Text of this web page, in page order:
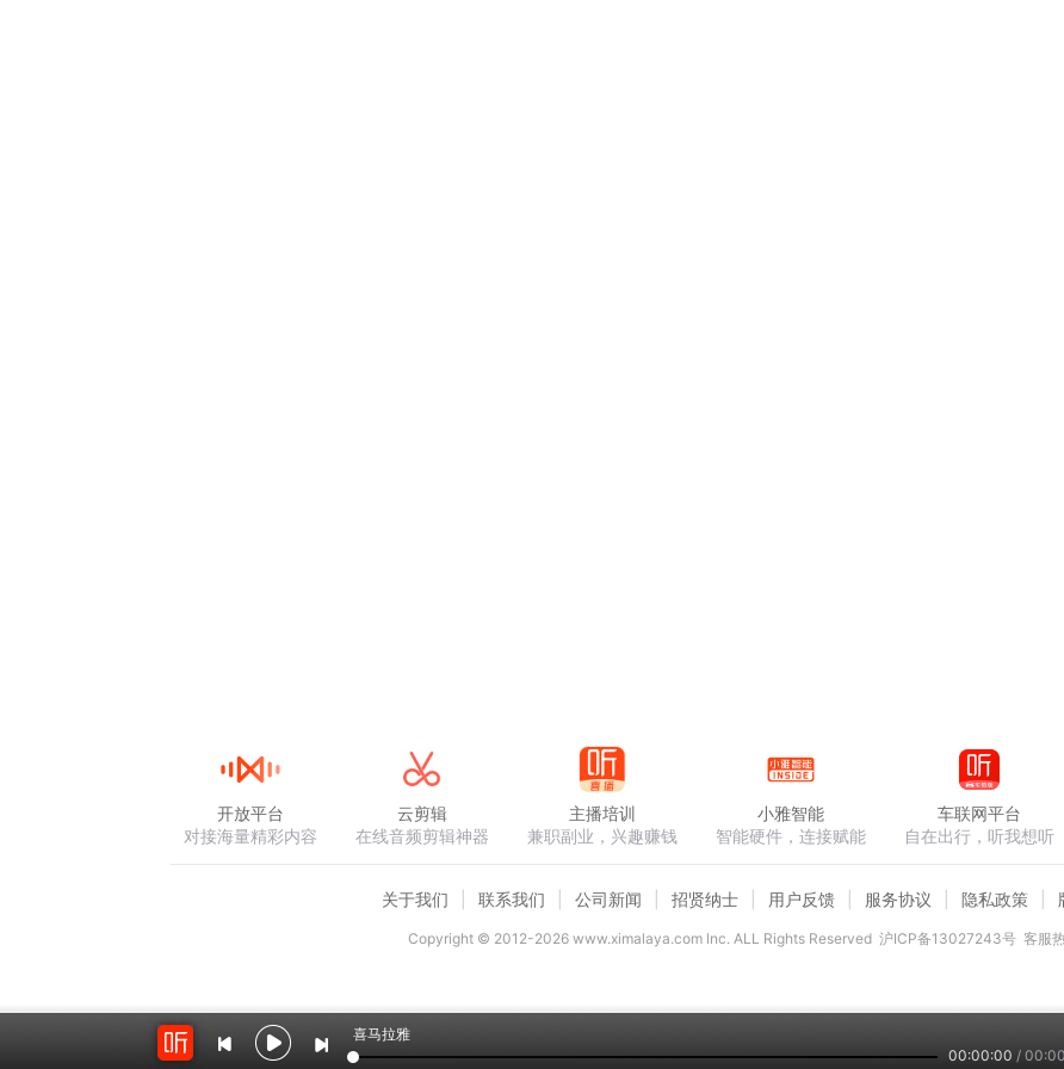
喜马拉雅
00:00:00 /
开放平台
对接海量精彩内容
云剪辑
在线音频剪辑神器
主播培训
兼职副业，兴趣赚钱
小雅智能
智能硬件，连接赋能
车联网平台
自在出行，听我想听
关于我们 联系我们 公司新闻 招贤纳士 用户反馈 服务协议 隐私政策
Copyright © 2012-2026www.ximalaya.com lnc. ALL Rights Reserved 沪ICP备13027243号 客服